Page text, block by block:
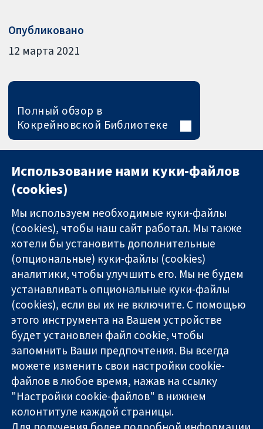
Опубликовано
12 марта 2021
Полный обзор в
Кокрейновской Библиотеке
Надёжные
доказательства
Информированные
решения
Во благо
здоровья
11-13 Cavendish
Square
London
W1G 0AN
United Kingdom
Связаться с
нами
Новости
Пресс-
служба
О нас
Работа
Cochrane
Library
Использование нами куки-файлов
(cookies)
Мы используем необходимые куки-файлы
(cookies), чтобы наш сайт работал. Мы также
хотели бы установить дополнительные
(опциональные) куки-файлы (cookies)
аналитики, чтобы улучшить его. Мы не будем
устанавливать опциональные куки-файлы
(cookies), если вы их не включите. С помощью
этого инструмента на Вашем устройстве
будет установлен файл cookie, чтобы
запомнить Ваши предпочтения. Вы всегда
можете изменить свои настройки cookie-
файлов в любое время, нажав на ссылку
"Настройки cookie-файлов" в нижнем
колонтитуле каждой страницы.